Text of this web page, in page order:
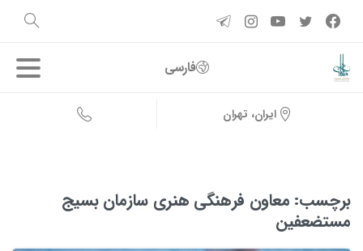
فارسی
ایران، تهران
برچسب: معاون فرهنگی هنری سازمان بسیج
مستضعفین